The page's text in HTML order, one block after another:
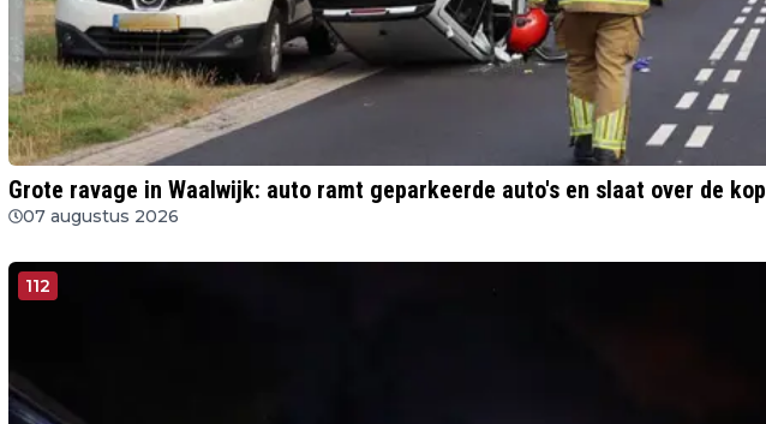
Grote ravage in Waalwijk: auto ramt geparkeerde auto's en slaat over de kop
07 augustus 2026
112